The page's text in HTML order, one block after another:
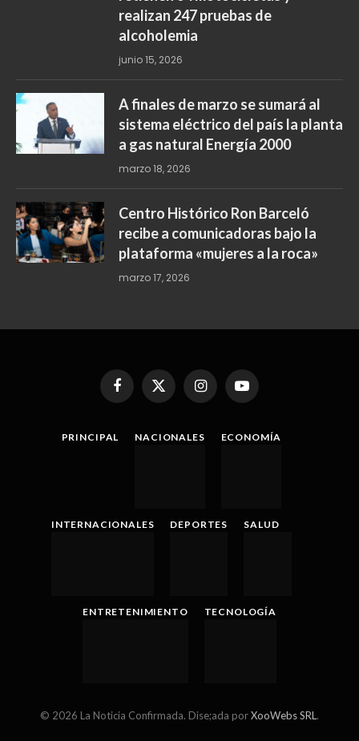
realizan 247 pruebas de
alcoholemia
junio 15, 2026
A finales de marzo se sumará al
sistema eléctrico del país la planta
a gas natural Energía 2000
marzo 18, 2026
Centro Histórico Ron Barceló
recibe a comunicadoras bajo la
plataforma «mujeres a la roca»
marzo 17, 2026
FacebookX
InstagramYouTube
PRINCIPAL NACIONALES ECONOMÍA
INTERNACIONALES DEPORTES SALUD
ENTRETENIMIENTO TECNOLOGÍA
© 2026 La Noticia Confirmada. Dise;ada porXooWebs SRL.